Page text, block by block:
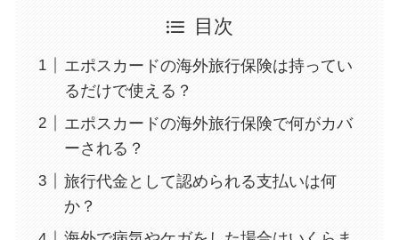
目次
エポスカードの海外旅行保険は持ってい
るだけで使える？
エポスカードの海外旅行保険で何がカバ
ーされる？
旅行代金として認められる支払いは何
か？